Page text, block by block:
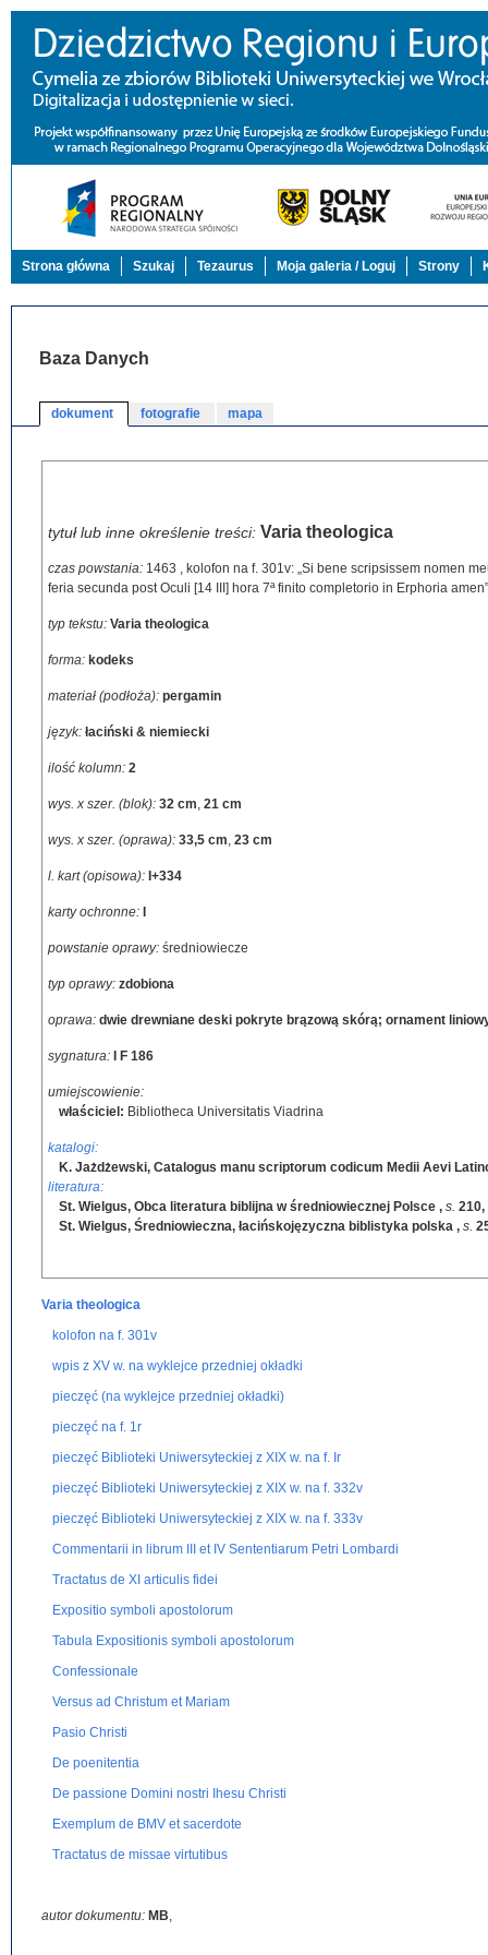
Strona główna Szukaj Tezaurus Moja galeria / Loguj Strony
Baza Danych
dokument fotografie mapa
tytuł lub inne określenie treści: Varia theologica
czas powstania: 1463 , kolofon na f. 301v: „Si bene scripsissem nomen
feria secunda post Oculi [14 III] hora 7ª finito completorio in Erphoria amen”
typ tekstu: Varia theologica
forma: kodeks
materiał (podłoża): pergamin
język: łaciński & niemiecki
ilość kolumn: 2
wys. x szer. (blok): 32 cm, 21 cm
wys. x szer. (oprawa): 33,5 cm, 23 cm
l. kart (opisowa): I+334
karty ochronne:
powstanie oprawy: średniowiecze
typ oprawy: zdobiona
oprawa: dwie drewniane deski pokryte brązową skórą; ornament
sygnatura: I F 186
umiejscowienie:
właściciel: Bibliotheca Universitatis Viadrina
katalogi:
K. Jażdżewski, Catalogus manu scriptorum codicum Medii Aevi
literatura:
St. Wielgus, Obca literatura biblijna w średniowiecznej Polsce , s. 210,
St. Wielgus, Średniowieczna, łacińskojęzyczna biblistyka polska , s.
Varia theologica
kolofon na f. 301v
wpis z XV w. na wyklejce przedniej okładki
pieczęć (na wyklejce przedniej okładki)
pieczęć na f. 1r
pieczęć Biblioteki Uniwersyteckiej z XIX w. na f. Ir
pieczęć Biblioteki Uniwersyteckiej z XIX w. na f. 332v
pieczęć Biblioteki Uniwersyteckiej z XIX w. na f. 333v
Commentarii in librum III et IV Sententiarum Petri Lombardi
Tractatus de XI articulis fidei
Expositio symboli apostolorum
Tabula Expositionis symboli apostolorum
Confessionale
Versus ad Christum et Mariam
Pasio Christi
De poenitentia
De passione Domini nostri Ihesu Christi
Exemplum de BMV et sacerdote
Tractatus de missae virtutibus
Sermonum 36 dominicalium de tempore decurtatorum sylloge
autor dokumentu: MB,